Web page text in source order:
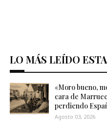
LO MÁS LEÍDO
«Moro bueno,
cara de
perdiendo
Agosto 03, 2026